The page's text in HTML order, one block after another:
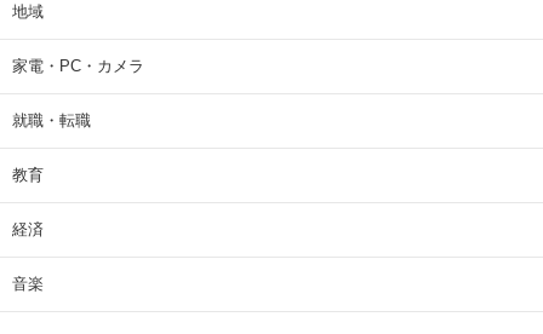
地域
家電・PC・カメラ
就職・転職
教育
経済
音楽